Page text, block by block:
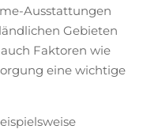
Ausstattungen
Gebieten
Faktoren wie
eine wichtige